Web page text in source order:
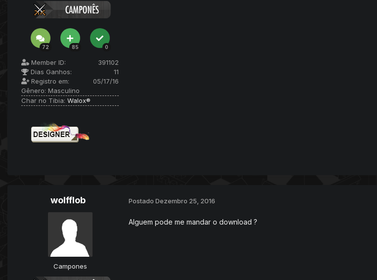
72 85 0
Member ID:
391102
Dias Ganhos:
11
Registro em:
05/17/16
Gênero: Masculino
Char no Tibia: Walox®
wolfflob
Campones
Postado Dezembro 25, 2016
Alguem pode me mandar o download ?